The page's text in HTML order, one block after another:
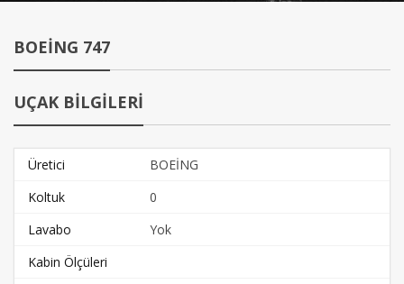
BOEING 747
UÇAK BİLGİLERİ
Üretici
BOEİNG
Koltuk
0
Lavabo
Yok
Kabin Ölçüleri